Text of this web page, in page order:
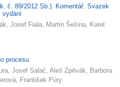
č. 89/2012 Sb.). Komentář. Svazek
vydání
Josef Fiala, Martin Šešina, Karel
procesu
Josef Salač, Aleš Zpěvák, Barbora
František Púry